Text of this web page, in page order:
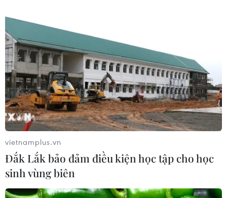
vietnamplus.vn
Đắk Lắk bảo đảm điều kiện học tập cho học
sinh vùng biên